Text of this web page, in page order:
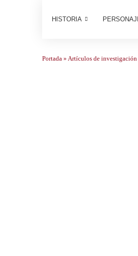
HISTORIA
Portada » Artículos de investigación